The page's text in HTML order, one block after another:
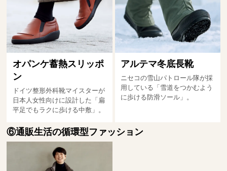
オパンケ蓄熱スリッポ
ン
ドイツ整形外科靴マイスターが
日本人女性向けに設計した「扁
平足でもラクに歩ける中敷」。
アルテマ冬底長靴
ニセコの雪山パトロール隊が採
用している「雪道をつかむよう
に歩ける防滑ソール」。
⑥通販生活の循環型ファッション